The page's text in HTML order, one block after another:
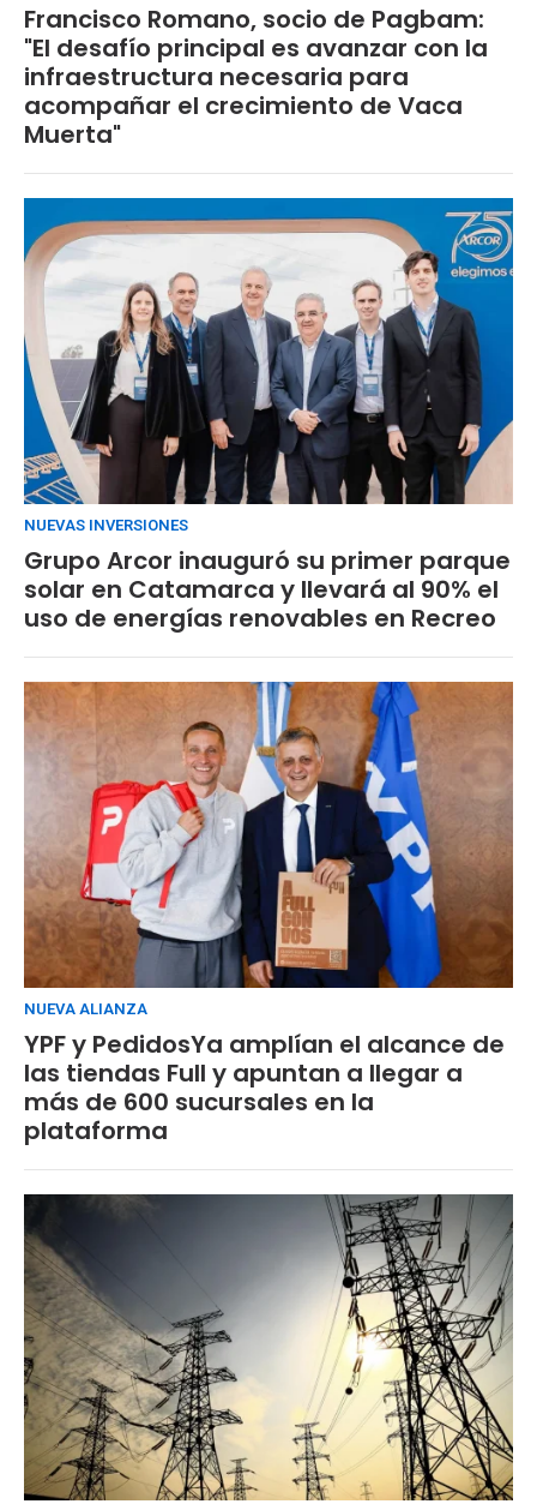
Francisco Romano, socio de Pagbam:
"El desafío principal es avanzar con la
infraestructura necesaria para
acompañar el crecimiento de Vaca
Muerta"
NUEVAS INVERSIONES
Grupo Arcor inauguró su primer parque
solar en Catamarca y llevará al 90% el
uso de energías renovables en Recreo
NUEVA ALIANZA
YPF y PedidosYa amplían el alcance de
las tiendas Full y apuntan a llegar a
más de 600 sucursales en la
plataforma